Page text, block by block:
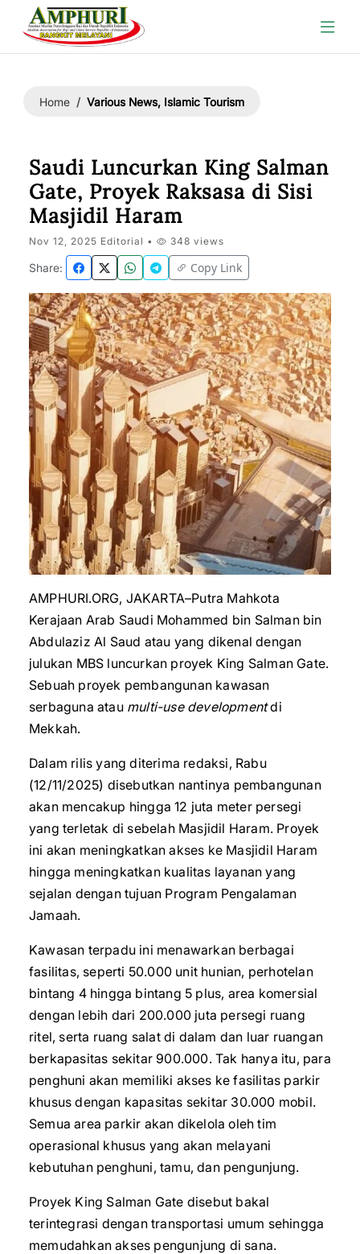
Home Various News, Islamic Tourism
Saudi Luncurkan King Salman
Gate, Proyek Raksasa di Sisi
Masjidil Haram
Nov 12, 2025 Editorial • 348 views
Share: Copy Link
AMPHURI.ORG, JAKARTA–Putra Mahkota
Kerajaan Arab Saudi Mohammed bin Salman bin
Abdulaziz Al Saud atau yang dikenal dengan
julukan MBS luncurkan proyek King Salman Gate.
Sebuah proyek pembangunan kawasan
serbaguna atau multi-use developmentdi
Mekkah.
Dalam rilis yang diterima redaksi, Rabu
(12/11/2025) disebutkan nantinya pembangunan
akan mencakup hingga 12 juta meter persegi
yang terletak di sebelah Masjidil Haram. Proyek
ini akan meningkatkan akses ke Masjidil Haram
hingga meningkatkan kualitas layanan yang
sejalan dengan tujuan Program Pengalaman
Jamaah.
Kawasan terpadu ini menawarkan berbagai
fasilitas, seperti 50.000 unit hunian, perhotelan
bintang 4 hingga bintang 5 plus, area komersial
dengan lebih dari 200.000 juta persegi ruang
ritel, serta ruang salat di dalam dan luar ruangan
berkapasitas sekitar 900.000. Tak hanya itu, para
penghuni akan memiliki akses ke fasilitas parkir
khusus dengan kapasitas sekitar 30.000 mobil.
Semua area parkir akan dikelola oleh tim
operasional khusus yang akan melayani
kebutuhan penghuni, tamu, dan pengunjung.
Proyek King Salman Gate disebut bakal
terintegrasi dengan transportasi umum sehingga
memudahkan akses pengunjung di sana.